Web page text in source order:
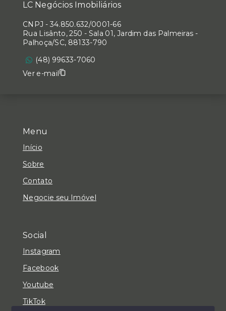
Menu
Início
Sobre
Contato
Negocie seu Imóvel
Social
Instagram
Facebook
Youtube
TikTok
LC Negócios Imobiliários
CNPJ - 34.850.632/0001-66
Rua Lisânto, 250 - Sala 01, Jardim das Palmeiras -
Palhoça/SC, 88133-790
(48) 99633-7060
Ver e-mail